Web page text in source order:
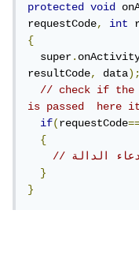
protected
void
requestCode, int
{
  super
.
resultCode, data);
// check if the
is passed
if(requestCode
{
الدالة
}
}